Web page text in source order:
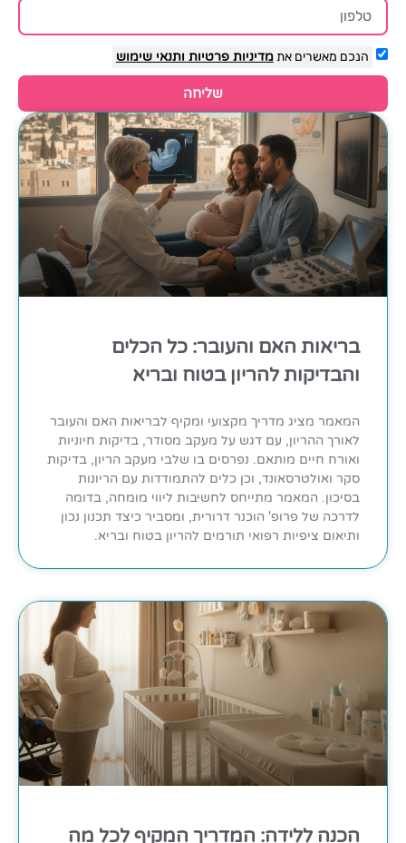
הנכם מאשרים אתמדיניות פרטיות ותנאי שימוש
שליחה
בריאות האם והעובר: כל הכלים
והבדיקות להריון בטוח ובריא
המאמר מציג מדריך מקצועי ומקיף לבריאות האם והעובר
לאורך ההריון, עם דגש על מעקב מסודר, בדיקות חיוניות
ואורח חיים מותאם. נפרסים בו שלבי מעקב הריון, בדיקות
סקר ואולטרסאונד, וכן כלים להתמודדות עם הריונות
בסיכון. המאמר מתייחס לחשיבות ליווי מומחה, בדומה
לדרכה של פרופ' הוכנר דרורית, ומסביר כיצד תכנון נכון
ותיאום ציפיות רפואי תורמים להריון בטוח ובריא.
הכנה ללידה: המדריך המקיף לכל מה